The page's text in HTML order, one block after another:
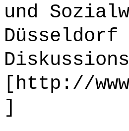
und
[http://
]